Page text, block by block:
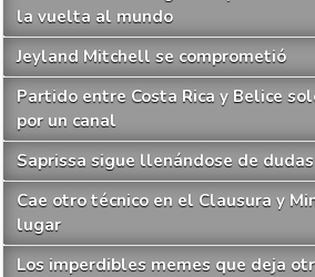
la vuelta al mundo
Jeyland Mitchell se comprometió
Partido entre Costa Rica y Belice
por un canal
Saprissa sigue llenándose de
Cae otro técnico en el Clausura y
lugar
Los imperdibles memes que deja